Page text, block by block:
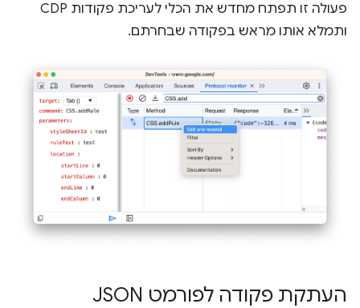
פעולה זו תפתח מחדש את הכלי לעריכת פקודות CDP
ותמלא אותו מראש בפקודה שבחרתם.
העתקת פקודה לפורמט JSON